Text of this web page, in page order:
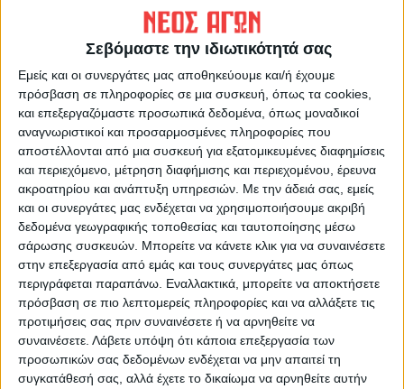
Σεβόμαστε την ιδιωτικότητά σας
Εμείς και οι συνεργάτες μας αποθηκεύουμε και/ή έχουμε
πρόσβαση σε πληροφορίες σε μια συσκευή, όπως τα cookies,
και επεξεργαζόμαστε προσωπικά δεδομένα, όπως μοναδικοί
αναγνωριστικοί και προσαρμοσμένες πληροφορίες που
αποστέλλονται από μια συσκευή για εξατομικευμένες διαφημίσεις
και περιεχόμενο, μέτρηση διαφήμισης και περιεχομένου, έρευνα
ακροατηρίου και ανάπτυξη υπηρεσιών. Με την άδειά σας, εμείς
και οι συνεργάτες μας ενδέχεται να χρησιμοποιήσουμε ακριβή
δεδομένα γεωγραφικής τοποθεσίας και ταυτοποίησης μέσω
σάρωσης συσκευών. Μπορείτε να κάνετε κλικ για να συναινέσετε
στην επεξεργασία από εμάς και τους συνεργάτες μας όπως
περιγράφεται παραπάνω. Εναλλακτικά, μπορείτε να αποκτήσετε
πρόσβαση σε πιο λεπτομερείς πληροφορίες και να αλλάξετε τις
προτιμήσεις σας πριν συναινέσετε ή να αρνηθείτε να
συναινέσετε. Λάβετε υπόψη ότι κάποια επεξεργασία των
προσωπικών σας δεδομένων ενδέχεται να μην απαιτεί τη
συγκατάθεσή σας, αλλά έχετε το δικαίωμα να αρνηθείτε αυτήν
ΠΡΟΗΓΟΥΜΕΝΟ ΑΡΘΡΟ
Γκόλ στα ερτζιανά 19/9/2023
«Πάγωσε» ο χρόνος στη
ΝΕΟΣ ΑΓΩΝ
https://neosagon.gr
Η Αρχαιότερη Καθημερινή Πρωινή Εφημερίδα της Καρδίτσας